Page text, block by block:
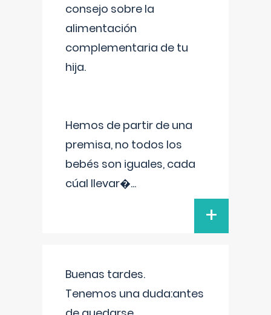
consejo sobre la
alimentación
complementaria de tu
hija.
Hemos de partir de una
premisa, no todos los
bebés son iguales, cada
cúal llevar�...
+
Buenas tardes.
Tenemos una duda:antes